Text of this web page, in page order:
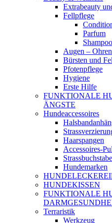
Extrabeauty
Fellpflege
Parfum
Shampoo
Augen –
Bürsten und
Pfotenpflege
Hygiene
Erste Hilfe
FUNKTIONALE
ÄNGSTE
Hundeaccessoires
Haarspangen
Accessoires-
Hundemarken
HUNDEKISSEN
FUNKTIONALE
Terraristik
Werkzeug